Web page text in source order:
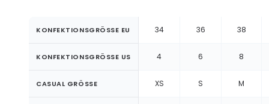
KONFEKTIONSGRÖSSE EU 34 36 38
KONFEKTIONSGRÖSSE US 4 6 8
CASUAL GRÖSSE XS S M